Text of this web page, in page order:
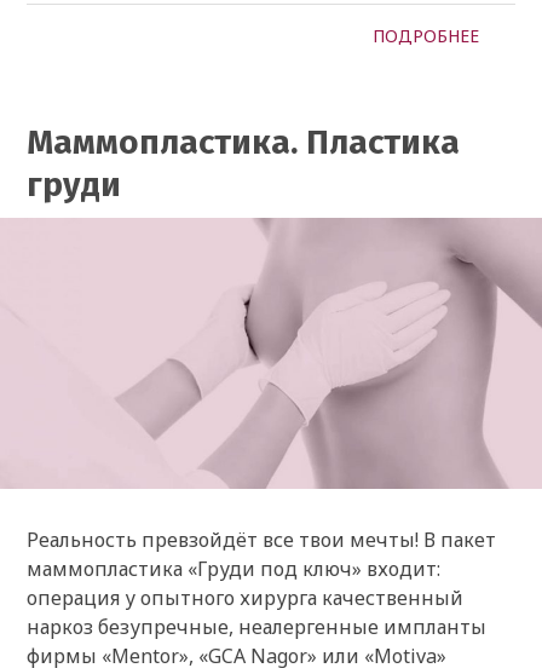
ПОДРОБНЕЕ
Маммопластика. Пластика
груди
Реальность превзойдёт все твои мечты! В пакет
маммопластика «Груди под ключ» входит:
операция у опытного хирурга качественный
наркоз безупречные, неалергенные импланты
фирмы «Mentor», «GCA Nagor» или «Motiva»